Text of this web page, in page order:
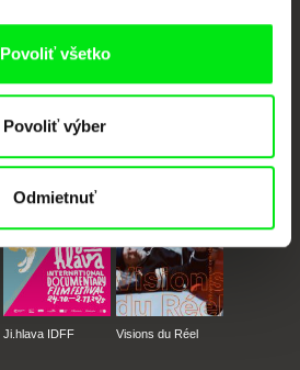
Povoliť všetko
Povoliť výber
Odmietnuť
Millennium Docs
Ji.hlava IDFF Visions du Réel